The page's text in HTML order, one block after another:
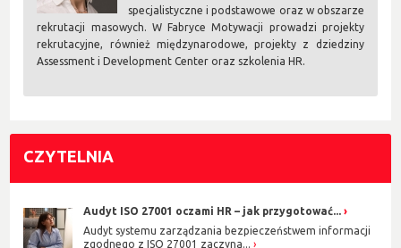
specjalistyczne i podstawowe oraz w obszarze
rekrutacji masowych. W Fabryce Motywacji prowadzi projekty
rekrutacyjne, również międzynarodowe, projekty z dziedziny
Assessment i Development Center oraz szkolenia HR.
CZYTELNIA
Audyt ISO 27001 oczami HR – jak przygotować...
Audyt systemu zarządzania bezpieczeństwem informacji
zgodnego z ISO 27001 zaczyna...